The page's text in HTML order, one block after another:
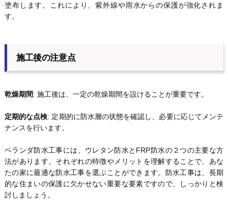
塗布します。これにより、紫外線や雨水からの保護が強化されま
す。
施工後の注意点
乾燥期間: 施工後は、一定の乾燥期間を設けることが重要です。
定期的な点検: 定期的に防水層の状態を確認し、必要に応じてメンテ
ナンスを行います。
ベランダ防水工事には、ウレタン防水とFRP防水の２つの主要な方
法があります。それぞれの特徴やメリットを理解することで、あな
たの家に最適な防水工事を選ぶことができます。防水工事は、長期
的な住まいの保護に欠かせない重要な要素ですので、しっかりと検
討しましょう。